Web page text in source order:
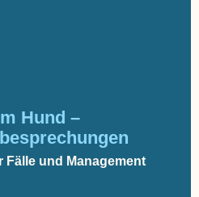
Hund –
Fälle und Management